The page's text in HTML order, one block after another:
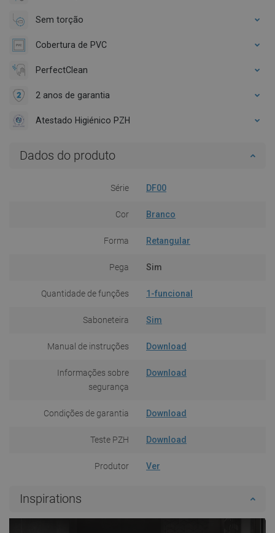
Sem torção
Cobertura de PVC
PerfectClean
2 anos de garantia
Atestado Higiénico PZH
Dados do produto
Série DF00
Cor Branco
Forma Retangular
Pega Sim
Quantidade de funções 1-funcional
Saboneteira Sim
Manual de instruções Download
Informações sobre
segurança
Download
Condições de garantia Download
Teste PZH Download
Produtor Ver
Inspirations